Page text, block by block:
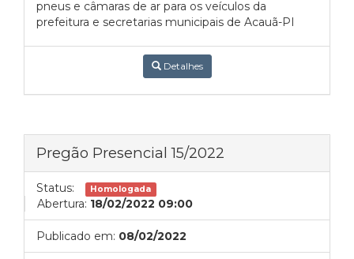
pneus e câmaras de ar para os veículos da
prefeitura e secretarias municipais de Acauã-PI
Detalhes
Pregão Presencial 15/2022
Status: Homologada
Abertura: 18/02/2022 09:00
Publicado em: 08/02/2022